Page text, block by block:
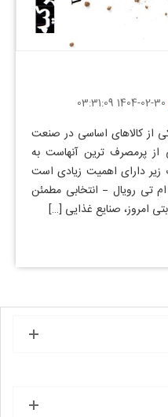
کی از کالاهای اساسی در صنعت
پرمصرف ترین آنهاست به
زیر دارای اهمیت زیادی است
ام تی رویال – انتخابی مطمئن
امروز، صنایع غذایی […]